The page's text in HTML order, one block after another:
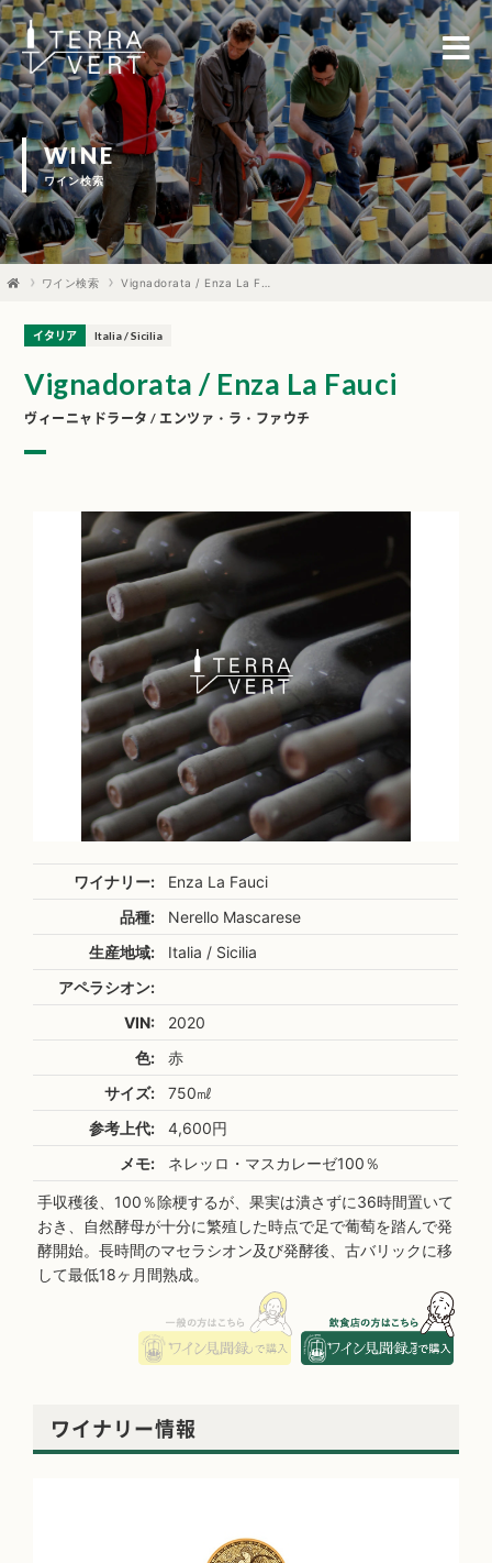
WINE
ワイン検索
ワイン検索
Vignadorata / Enza La Fauci
ヴィーニャドラータ / エンツァ・ラ・ファウチ
イタリア Italia / Sicilia
ワイナリー:
Enza La Fauci
品種:
Nerello Mascarese
生産地域:
Italia / Sicilia
アペラシオン:
VIN:
2020
色:
赤
サイズ:
750㎖
参考上代:
4,600円
メモ:
ネレッロ・マスカレーゼ100％
手収穫後、100％除梗するが、果実は潰さずに36時間置いて
おき、自然酵母が十分に繁殖した時点で足で葡萄を踏んで発
酵開始。長時間のマセラシオン及び発酵後、古バリックに移
して最低18ヶ月間熟成。
ワイナリー情報